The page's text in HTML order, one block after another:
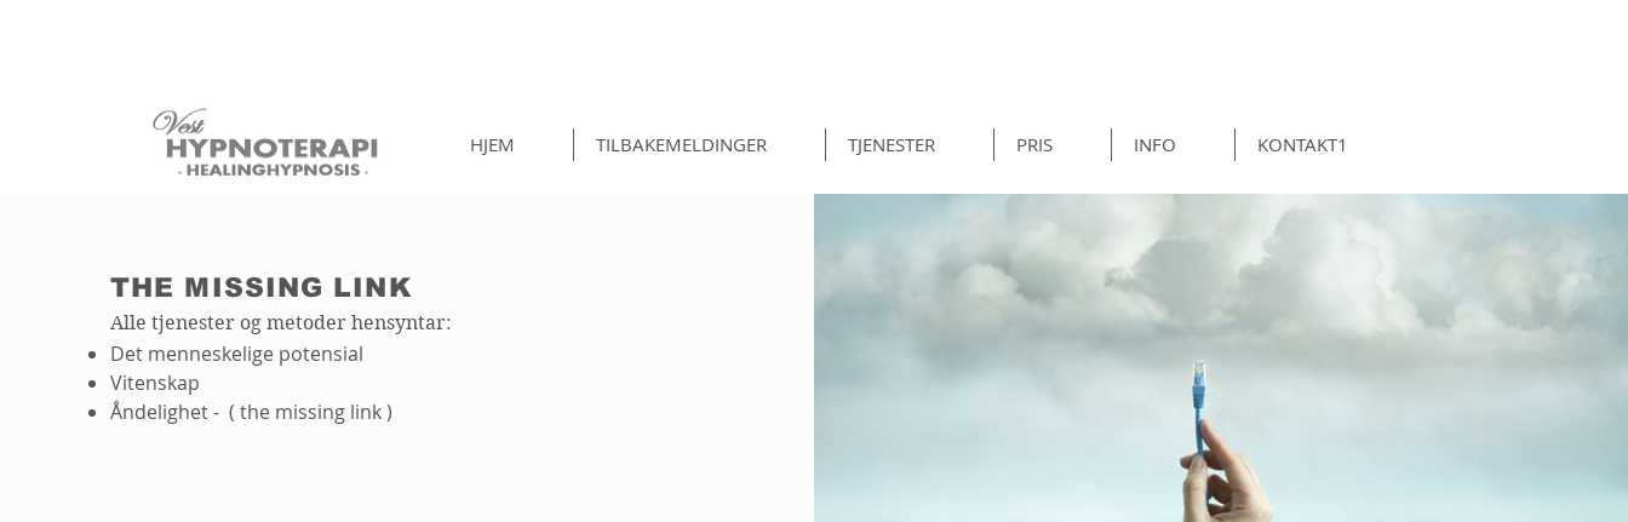
HJEM TILBAKEMELDINGER TJENESTER PRIS INFO KONTAKT1
THE MISSING LINK
Alle tjenester og metoder hensyntar:
Det menneskelige potensial
Vitenskap
Åndelighet - ( the missing link )